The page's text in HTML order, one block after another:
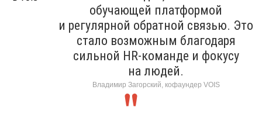
обучающей платформой
и регулярной обратной связью. Это
стало возможным благодаря
сильной HR-команде и фокусу
на людей.
Владимир Загорский, кофаундер VOIS